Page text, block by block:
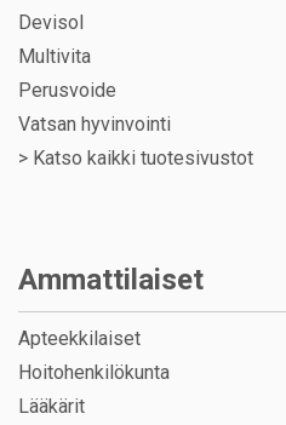
Devisol
Multivita
Perusvoide
Vatsan hyvinvointi
> Katso kaikki tuotesivustot
Ammattilaiset
Apteekkilaiset
Hoitohenkilökunta
Lääkärit